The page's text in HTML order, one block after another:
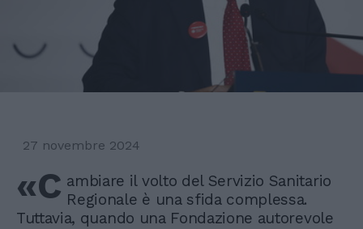
27 novembre 2024
«C ambiare il volto del Servizio Sanitario
Regionale è una sfida complessa.
Tuttavia, quando una Fondazione autorevole